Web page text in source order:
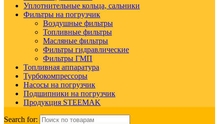
Уплотнительные кольца, сальники
Фильтры на погрузчик
Воздушные фильтры
Топливные фильтры
Масляные фильтры
Фильтры гидравлические
Фильтры ГМП
Топливная аппаратура
Турбокомпрессоры
Насосы на погрузчик
Подшипники на погрузчик
Продукция STEEMAK
Search for: